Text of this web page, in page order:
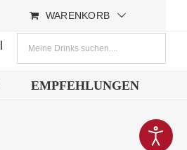
WARENKORB
EMPFEHLUNGEN